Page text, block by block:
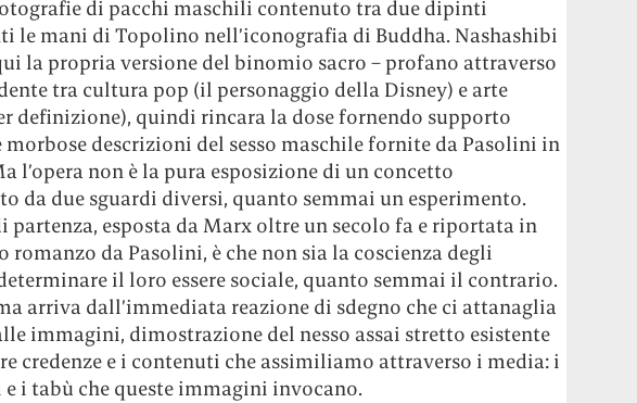
di pacchi maschili contenuto tra due dipinti
le mani di Topolino nell’iconografia di Buddha. Nashashibi
la propria versione del binomio sacro – profano attraverso
tra cultura pop (il personaggio della Disney) e arte
definizione), quindi rincara la dose fornendo supporto
descrizioni del sesso maschile fornite da Pasolini in
l’opera non è la pura esposizione di un concetto
da due sguardi diversi, quanto semmai un esperimento.
partenza, esposta da Marx oltre un secolo fa e riportata in
romanzo da Pasolini, è che non sia la coscienza degli
il loro essere sociale, quanto semmai il contrario.
arriva dall’immediata reazione di sdegno che ci attanaglia
immagini, dimostrazione del nesso assai stretto esistente
credenze e i contenuti che assimiliamo attraverso i media: i
i tabù che queste immagini invocano.